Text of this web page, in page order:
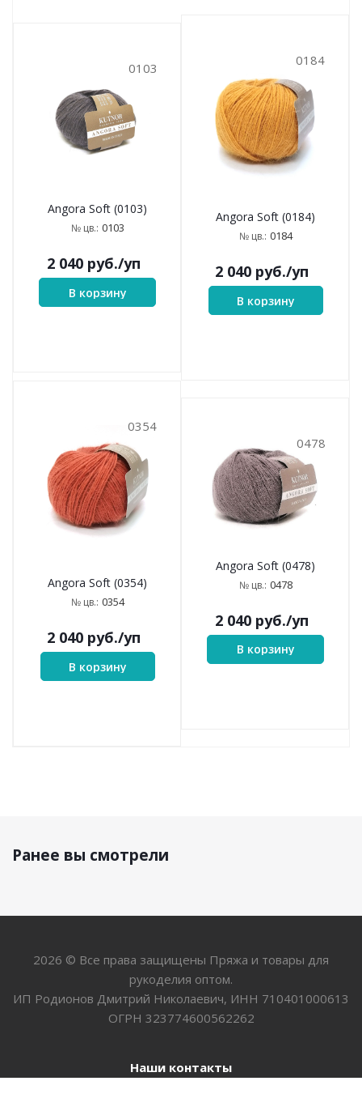
0103
Angora Soft (0103)
№ цв.: 0103
2 040руб./уп
В корзину
0184
Angora Soft (0184)
№ цв.: 0184
2 040руб./уп
В корзину
0354
Angora Soft (0354)
№ цв.: 0354
2 040руб./уп
В корзину
0478
Angora Soft (0478)
№ цв.: 0478
2 040руб./уп
В корзину
Ранее вы смотрели
2026 © Все права защищены Пряжа и товары для
рукоделия оптом.
ИП Родионов Дмитрий Николаевич, ИНН 710401000613
ОГРН 323774600562262
Наши контакты